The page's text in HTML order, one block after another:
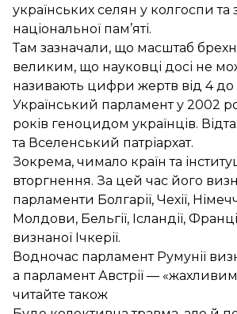
українських селян у колгоспи
національної пам’яті.
Там зазначали, що масштаб
великим, що науковці досі не
називають цифри жертв від 4 до
Український парламент у 2002
років геноцидом українців.
та Вселенський патріархат.
Зокрема, чимало країн та
вторгнення. За цей час його
парламенти Болгарії, Чехії,
Молдови, Бельгії, Ісландії,
визнаної Ічкерії.
Водночас парламент Румунії
а парламент Австрії —
читайте також